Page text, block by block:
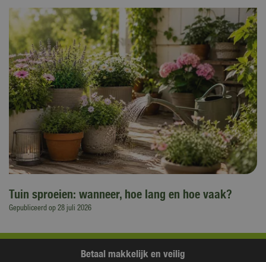
Tuin sproeien: wanneer, hoe lang en hoe vaak?
Gepubliceerd op 28 juli 2026
Betaal makkelijk en veilig